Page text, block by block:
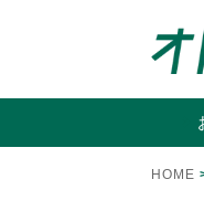
HOME